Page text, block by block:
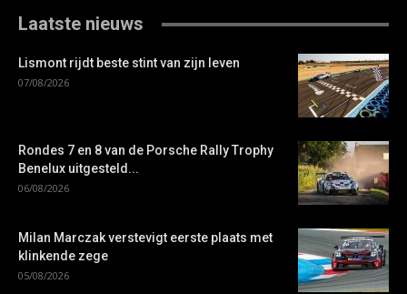
Laatste nieuws
Lismont rijdt beste stint van zijn leven
07/08/2026
Rondes 7 en 8 van de Porsche Rally Trophy
Benelux uitgesteld...
06/08/2026
Milan Marczak verstevigt eerste plaats met
klinkende zege
05/08/2026